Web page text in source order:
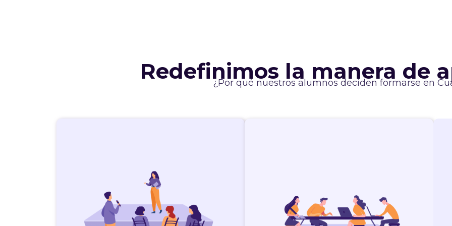
Redefinimos la manera de
¿Por qué nuestros alumnos deciden formarse en